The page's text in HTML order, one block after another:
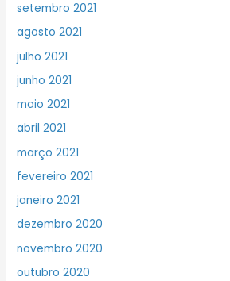
setembro 2021
agosto 2021
julho 2021
junho 2021
maio 2021
abril 2021
março 2021
fevereiro 2021
janeiro 2021
dezembro 2020
novembro 2020
outubro 2020